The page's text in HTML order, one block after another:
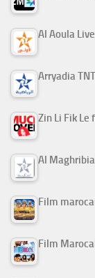
Al Aoula
Arryadia
Al